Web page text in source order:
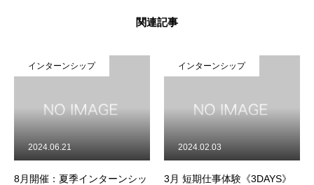
関連記事
インターンシップ
開催：夏季インターンシッ
2024.06.21
インターンシップ
3月 短期仕事体験《3DAYS》
2024.02.03